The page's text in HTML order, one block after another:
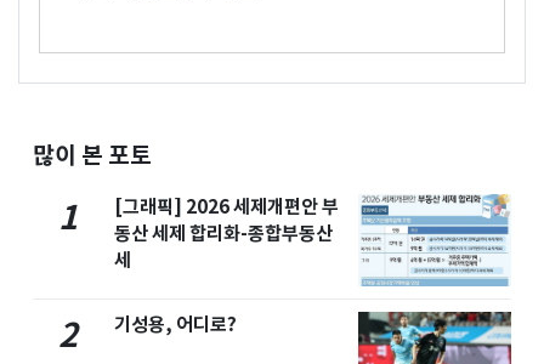
많이 본 포토
1
[그래픽] 2026 세제개편안 부
동산 세제 합리화-종합부동산
세
2 기성용, 어디로?